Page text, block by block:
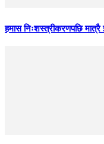
हमास निःशस्त्रीकरणपछि मात्रै